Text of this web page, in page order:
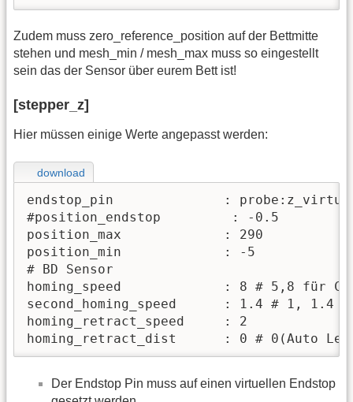
Zudem muss zero_reference_position auf der Bettmitte
stehen und mesh_min / mesh_max muss so eingestellt
sein das der Sensor über eurem Bett ist!
[stepper_z]
Hier müssen einige Werte angepasst werden:
download
endstop_pin              :
#position_endstop         : -0.5
position_max             : 290
position_min             : -5
# BD Sensor
homing_speed             : 8 # 5,8 für
second_homing_speed      : 1.4 # 1,
homing_retract_speed     : 2
homing_retract_dist      : 0 # 0(Auto
Der Endstop Pin muss auf einen virtuellen Endstop